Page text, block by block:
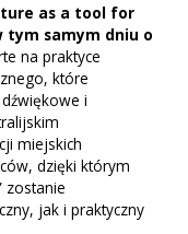
as a tool for
tym samym dniu o
na praktyce
które
i
miejskich
dzięki którym
zostanie
jak i praktyczny